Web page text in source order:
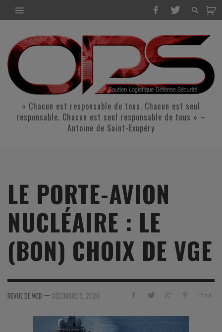
« Chacun est responsable de tous. Chacun est seul
responsable. Chacun est seul responsable de tous » –
Antoine de Saint-Exupéry
LE PORTE-AVION
NUCLÉAIRE : LE
(BON) CHOIX DE VGE
Print
REVUE DE WEB — DÉCEMBRE 5, 2020